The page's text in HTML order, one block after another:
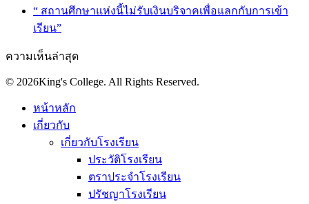
“ สถานศึกษาแห่งนี้ไม่รับเงินบริจาคเพื่อแลกกับการเข้า
เรียน”
ความเห็นล่าสุด
© 2026King's College. All Rights Reserved.
หน้าหลัก
เกี่ยวกับ
เกี่ยวกับโรงเรียน
ประวัติโรงเรียน
ตราประจำโรงเรียน
ปรัชญาโรงเรียน